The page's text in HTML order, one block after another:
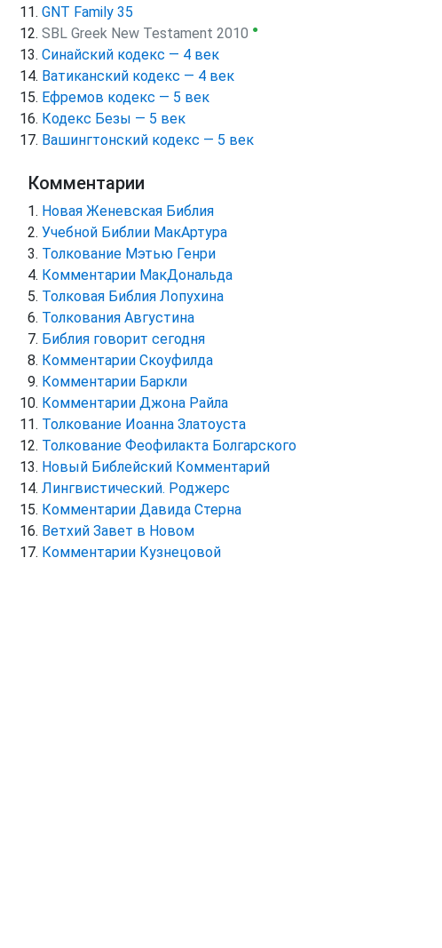
GNT Family 35
SBL Greek New Testament 2010 ●
Синайский кодекс — 4 век
Ватиканский кодекс — 4 век
Ефремов кодекс — 5 век
Кодекс Безы — 5 век
Вашингтонский кодекс — 5 век
Комментарии
Новая Женевская Библия
Учебной Библии МакАртура
Толкование Мэтью Генри
Комментарии МакДональда
Толковая Библия Лопухина
Толкования Августина
Библия говорит сегодня
Комментарии Скоуфилда
Комментарии Баркли
Комментарии Джона Райла
Толкование Иоанна Златоуста
Толкование Феофилакта Болгарского
Новый Библейский Комментарий
Лингвистический. Роджерс
Комментарии Давида Стерна
Ветхий Завет в Новом
Комментарии Кузнецовой